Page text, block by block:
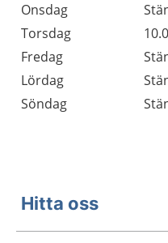
Onsdag
Torsdag
Fredag
Lördag
Söndag
Hitta oss